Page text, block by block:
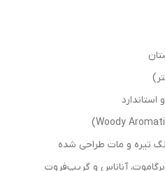
تیره و مات طراحی شده
آناناس و گریپ‌فروت